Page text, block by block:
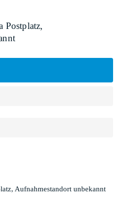
Postplatz,
Aufnahmestandort unbekannt